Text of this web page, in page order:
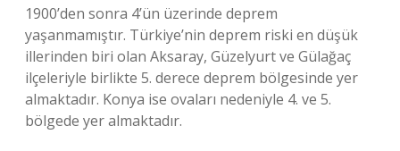
1900’den sonra 4’ün üzerinde deprem
yaşanmamıştır. Türkiye’nin deprem riski en düşük
illerinden biri olan Aksaray, Güzelyurt ve Gülağaç
ilçeleriyle birlikte 5. derece deprem bölgesinde yer
almaktadır. Konya ise ovaları nedeniyle 4. ve 5.
bölgede yer almaktadır.